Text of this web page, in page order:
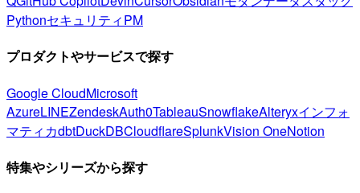
PythonセキュリティPM
プロダクトやサービスで探す
Google CloudMicrosoft
AzureLINEZendeskAuth0TableauSnowflakeAlteryxインフォ
マティカdbtDuckDBCloudflareSplunkVision OneNotion
特集やシリーズから探す